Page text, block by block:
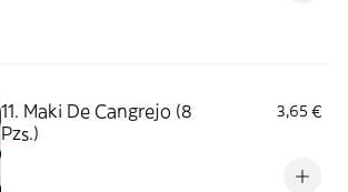
11. Maki De Cangrejo (8
Pzs.)
3,65 €